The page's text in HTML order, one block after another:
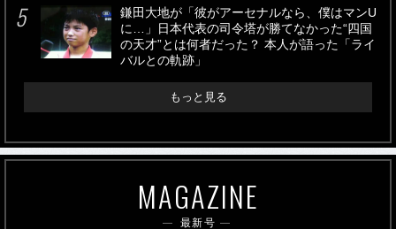
鎌田大地が「彼がアーセナルなら、僕はマンU
に…」日本代表の司令塔が勝てなかった“四国
の天才”とは何者だった？ 本人が語った「ライ
バルとの軌跡」
もっと見る
MAGAZINE
最新号